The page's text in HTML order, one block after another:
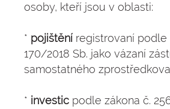
osoby, kteří jsou v oblasti:
* pojištění registrovaní podle
170/2018 Sb. jako vázaní
samostatného
* investic podle zákona č.